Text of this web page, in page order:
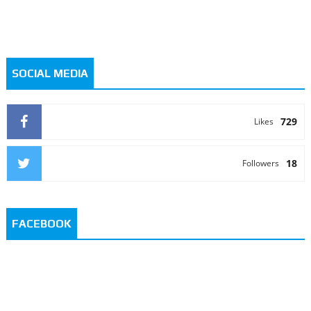
SOCIAL MEDIA
729
Likes
18
Followers
FACEBOOK